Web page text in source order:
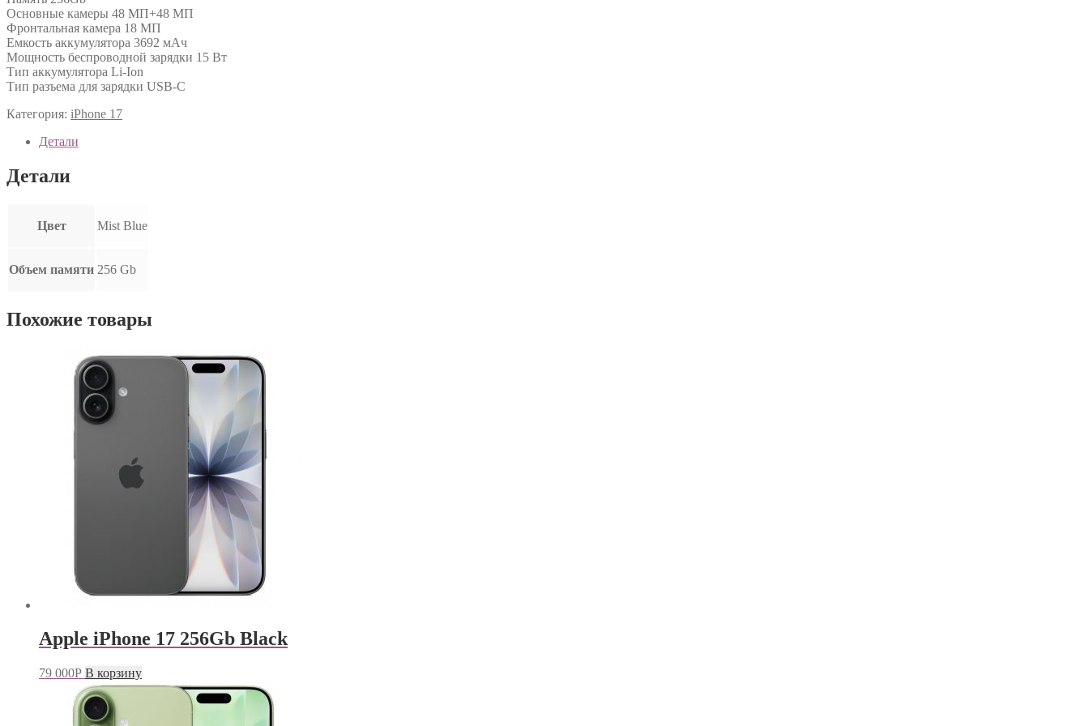
Основные камеры 48 МП+48 МП
Фронтальная камера 18 МП
Емкость аккумулятора 3692 мАч
Мощность беспроводной зарядки 15 Вт
Тип аккумулятора Li-Ion
Тип разъема для зарядки USB-C
Категория: iPhone 17
Детали
Детали
Цвет Mist Blue
Объем памяти 256 Gb
Похожие товары
Apple iPhone 17 256Gb Black
79 000Р В корзину